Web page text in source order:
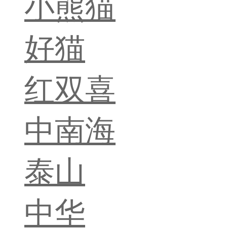
小熊猫
好猫
红双喜
中南海
泰山
中华